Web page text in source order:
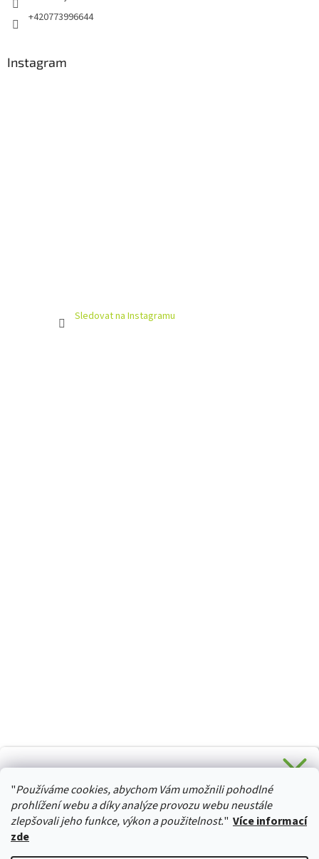
"Používáme cookies, abychom Vám umožnili pohodlné
prohlížení webu a díky analýze provozu webu neustále
zlepšovali jeho funkce, výkon a použitelnost." Více informací
zde
+420773996644
Instagram
Sledovat na Instagramu
HURTTA-COLLECTION.CZ
Stačí se přihlásit k odběru novinek z našeho obchodu a je
Vaše :)
Ano, chci se přihlásit